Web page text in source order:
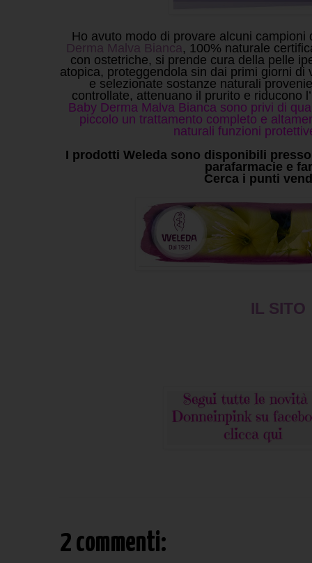
Ho avuto modo di provare alcuni
Derma Malva Bianca, 100% naturale
con ostetriche, si prende cura della pelle
atopica, proteggendola sin dai primi giorni di
e selezionate sostanze naturali
controllate, attenuano il prurito e riducono
Baby Derma Malva Bianca sono privi di
piccolo un trattamento completo e
naturali funzioni
I prodotti Weleda sono disponibili
parafarmacie e
Cerca i punti
IL SITO
2 commenti: